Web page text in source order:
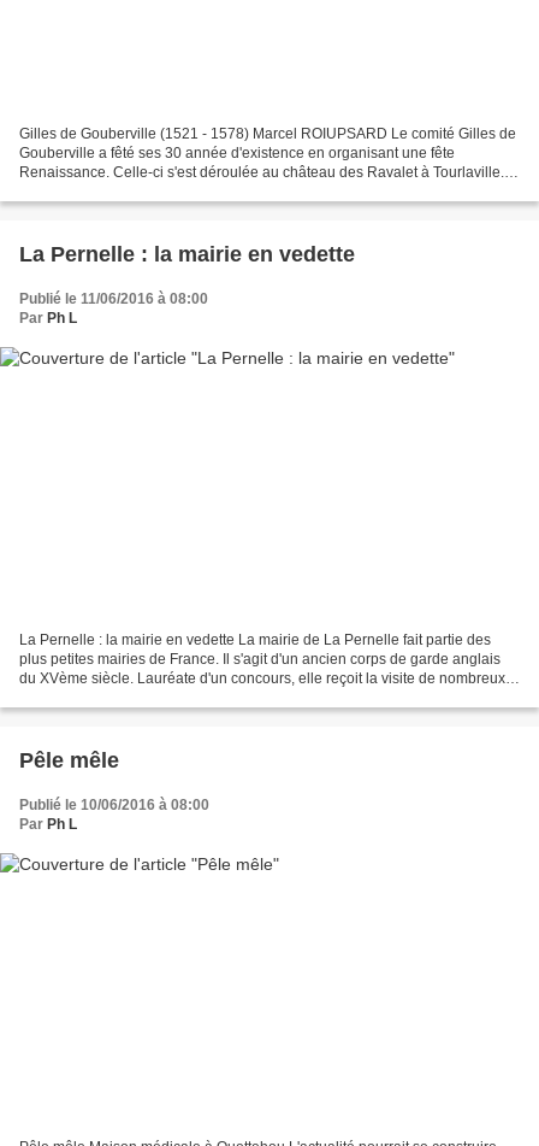
Gilles de Gouberville (1521 - 1578) Marcel ROIUPSARD Le comité Gilles de
Gouberville a fêté ses 30 année d'existence en organisant une fête
Renaissance. Celle-ci s'est déroulée au château des Ravalet à Tourlaville.
La Pernelle : la mairie en vedette
Publié le 11/06/2016 à 08:00
Par Ph L
La Pernelle : la mairie en vedette La mairie de La Pernelle fait partie des
plus petites mairies de France. Il s'agit d'un ancien corps de garde anglais
du XVème siècle. Lauréate d'un concours, elle reçoit la visite de nombreux
Pêle mêle
Publié le 10/06/2016 à 08:00
Par Ph L